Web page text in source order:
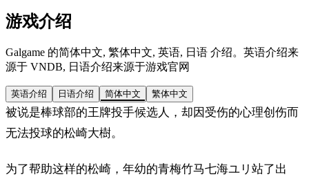
游戏介绍
Galgame 的简体中文, 繁体中文, 英语, 日语 介绍。英语介绍来
源于 VNDB, 日语介绍来源于游戏官网
英语介绍 日语介绍 简体中文 繁体中文
被说是棒球部的王牌投手候选人，却因受伤的心理创伤而
无法投球的松崎大樹。
为了帮助这样的松崎，年幼的青梅竹马七海ユリ站了出